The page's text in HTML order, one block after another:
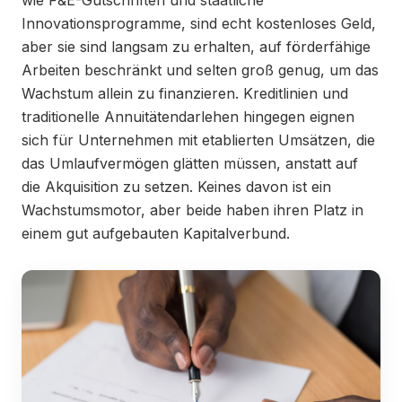
Innovationsprogramme, sind echt kostenloses Geld,
aber sie sind langsam zu erhalten, auf förderfähige
Arbeiten beschränkt und selten groß genug, um das
Wachstum allein zu finanzieren. Kreditlinien und
traditionelle Annuitätendarlehen hingegen eignen
sich für Unternehmen mit etablierten Umsätzen, die
das Umlaufvermögen glätten müssen, anstatt auf
die Akquisition zu setzen. Keines davon ist ein
Wachstumsmotor, aber beide haben ihren Platz in
einem gut aufgebauten Kapitalverbund.